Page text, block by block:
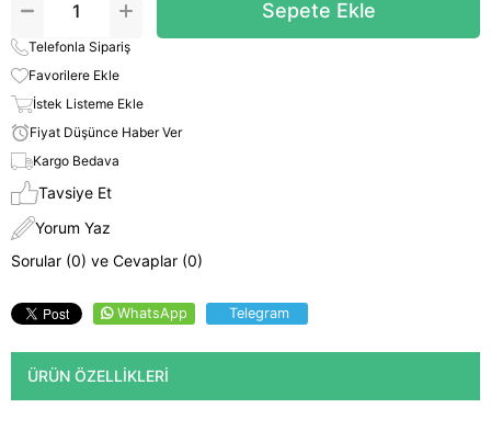
Telefonla Sipariş
Favorilere Ekle
İstek Listeme Ekle
Fiyat Düşünce Haber Ver
Kargo Bedava
Tavsiye Et
Yorum Yaz
Sorular (0) ve Cevaplar (0)
WhatsApp Telegram
ÜRÜN ÖZELLIKLERI